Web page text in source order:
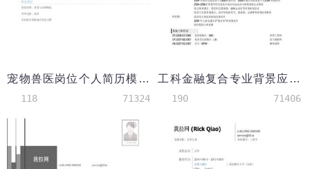
宠物兽医岗位个人简历模板
118 71324
工科金融复合专业背景应聘咨询公司个人简历模板
190 71406